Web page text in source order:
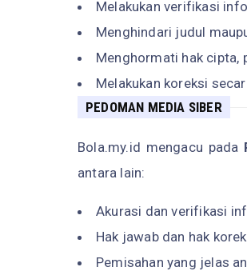
Melakukan verifikasi
Menghindari judul
Menghormati hak cipta,
Melakukan koreksi
PEDOMAN MEDIA SIBER
Bola.my.id mengacu pada
antara lain:
Akurasi dan verifikasi
Hak jawab dan hak
Pemisahan yang jelas